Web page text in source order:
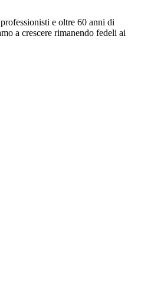
e oltre 60 anni di
a crescere rimanendo fedeli ai